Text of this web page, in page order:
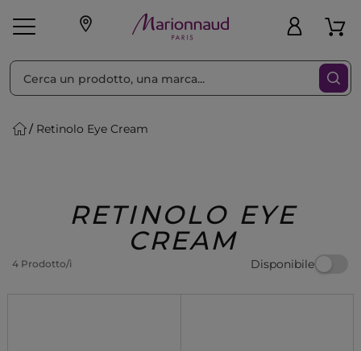
Make-up Profumi
Regalo
Retinolo Eye Cream
RETINOLO EYE
CREAM
4 Prodotto/i Disponibile
Ordina per Filtra